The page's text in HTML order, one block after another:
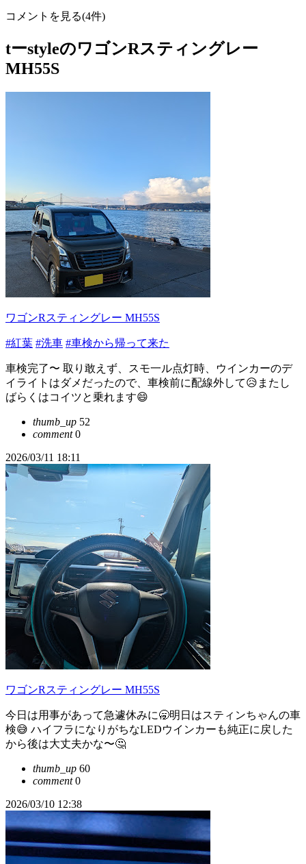
コメントを見る(4件)
tーstyleのワゴンRスティングレー
MH55S
ワゴンRスティングレー MH55S
#紅葉 #洗車 #車検から帰って来た
車検完了〜 取り敢えず、スモ一ル点灯時、ウインカーのデ
イライトはダメだったので、車検前に配線外して😥またし
ばらくはコイツと乗れます😄
thumb_up 52
comment0
2026/03/11 18:11
ワゴンRスティングレー MH55S
今日は用事があって急遽休みに🥱明日はスティンちゃんの車
検😅 ハイフラになりがちなLEDウインカーも純正に戻した
から後は大丈夫かな〜🤔
thumb_up 60
comment0
2026/03/10 12:38